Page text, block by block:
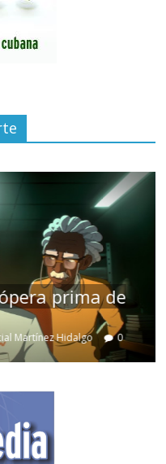
prima de
Martínez Hidalgo 0